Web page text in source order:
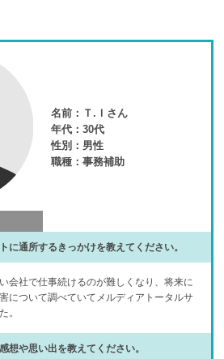
名前： Ｔ.Ｉさん
年代： 30代
性別： 男性
職種： 事務補助
に通所するきっかけを教えてください。
会社で仕事続けるのが難しくなり、将来に
について調べていてメルディアトータルサ
。
想や思い出を教えてください。